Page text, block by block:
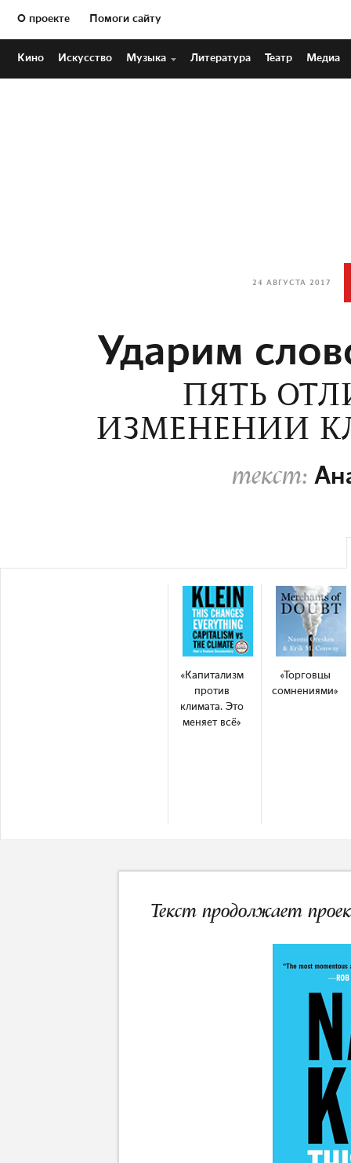
О проекте Помоги сайту
Кино Искусство Музыка Литература Театр Медиа
24 АВГУСТА 2017
Ударим
ПЯТЬ
ИЗМЕНЕНИИ
текст:
«Капитализм
против
климата. Это
меняет всё»
«Торговцы
сомнениями»
Текст продолжает